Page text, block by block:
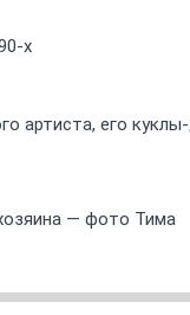
х
артиста, его
— фото Тима